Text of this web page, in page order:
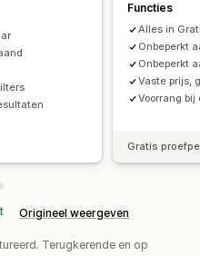
dashboards
Functies
Alles in
Onbeperkt
Onbeperkt
Vaste prijs,
Voorrang
Gratis
Origineel weergeven
Terugkerende en op